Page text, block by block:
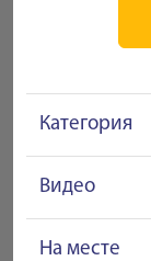
Категория
Видео
На месте